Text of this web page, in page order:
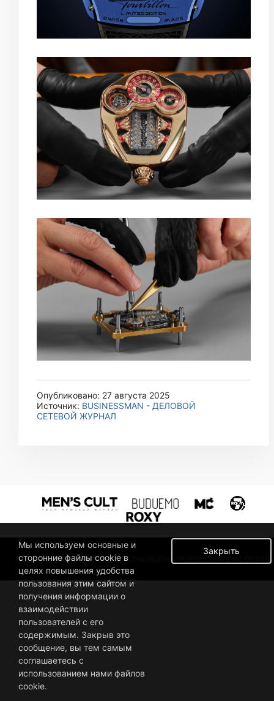
Опубликовано: 27 августа 2025
Источник: BUSINESSMAN - ДЕЛОВОЙ
СЕТЕВОЙ ЖУРНАЛ
© 2019 BUSINESSMAN. ВСЕ ПРАВА ЗАЩИЩЕНЫ. РАЗРАБОТАНО В MC DESIGN.
Закрыть
Мы используем основные и
сторонние файлы cookie в
целях повышения удобства
пользования этим сайтом и
получения информации о
взаимодействии
пользователей с его
содержимым. Закрыв это
сообщение, вы тем самым
соглашаетесь с
использованием нами файлов
cookie.